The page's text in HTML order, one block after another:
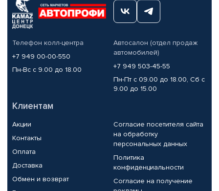
Телефон колл-центра
+7 949 00-00-550
Пн-Вс с 9.00 до 18.00
Автосалон (отдел продаж
автомобилей)
+7 949 503-45-55
Пн-Пт с 09.00 до 18.00, Сб с
9.00 до 15.00
Клиентам
Акции
Контакты
Оплата
Доставка
Обмен и возврат
Согласие посетителя сайта
на обработку
персональных данных
Политика
конфиденциальности
Согласие на получение